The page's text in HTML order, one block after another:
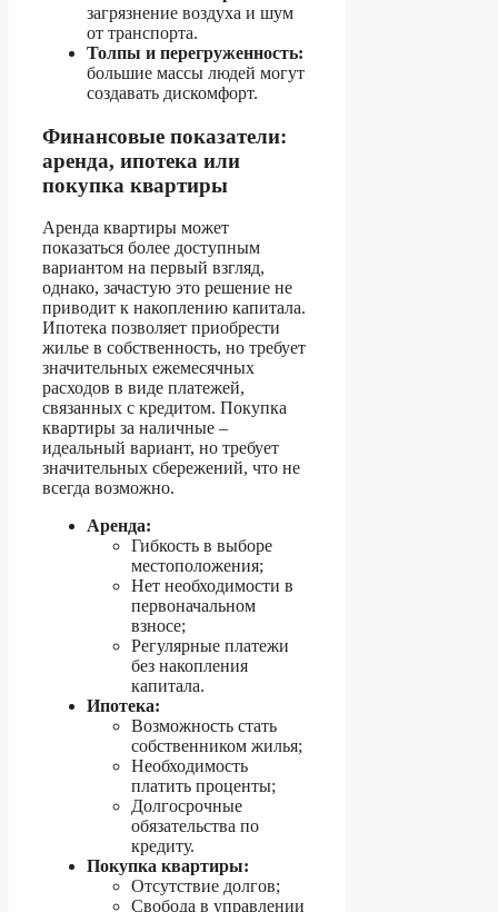
загрязнение воздуха и шум
от транспорта.
Толпы и перегруженность:
большие массы людей могут
создавать дискомфорт.
Финансовые показатели:
аренда, ипотека или
покупка квартиры
Аренда квартиры может
показаться более доступным
вариантом на первый взгляд,
однако, зачастую это решение не
приводит к накоплению капитала.
Ипотека позволяет приобрести
жилье в собственность, но требует
значительных ежемесячных
расходов в виде платежей,
связанных с кредитом. Покупка
квартиры за наличные –
идеальный вариант, но требует
значительных сбережений, что не
всегда возможно.
Аренда:
Гибкость в выборе
местоположения;
Нет необходимости в
первоначальном
взносе;
Регулярные платежи
без накопления
капитала.
Ипотека:
Возможность стать
собственником жилья;
Необходимость
платить проценты;
Долгосрочные
обязательства по
кредиту.
Покупка квартиры:
Отсутствие долгов;
Свобода в управлении